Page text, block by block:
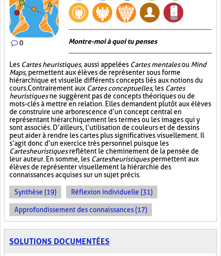
0 Montre-moi à quoi tu penses
Les Cartes heuristiques, aussi appelées Cartes mentalesou Mind
Maps, permettent aux élèves de représenter sous forme
hiérarchique et visuelle différents concepts liés aux notions du
cours. Contrairement aux Cartes conceptuelles, les Cartes
heuristiquesne suggèrent pas de concepts théoriques ou de
mots-clés à mettre en relation. Elles demandent plutôt aux élèves
de construire une arborescence d’un concept central en
représentant hiérarchiquement les termes ou les images qui y
sont associés. D’ailleurs, l’utilisation de couleurs et de dessins
peut aider à rendre les cartes plus significatives visuellement. Il
s’agit donc d’un exercice très personnel puisque les
Cartes heuristiquesreflètent le cheminement de la pensée de
leur auteur. En somme, les Cartes heuristiquespermettent aux
élèves de représenter visuellement la hiérarchie des
connaissances acquises sur un sujet précis.
Synthèse (19) Réflexion individuelle (31)
Approfondissement des connaissances (17)
SOLUTIONS DOCUMENTÉES